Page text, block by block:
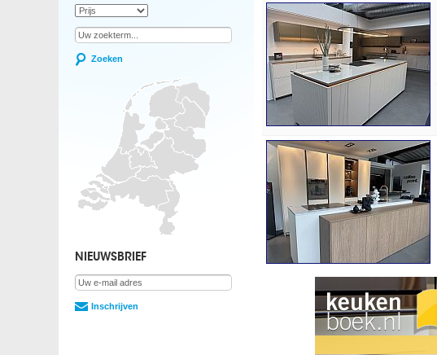
Zoeken
NIEUWSBRIEF
Inschrijven